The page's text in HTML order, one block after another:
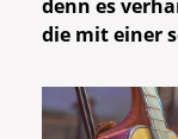
denn es
die mit einer